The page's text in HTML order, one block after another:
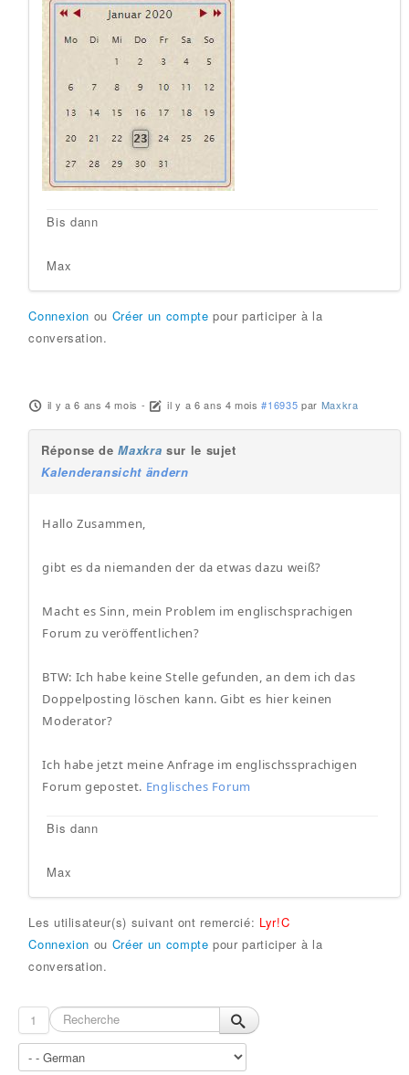
Bis dann
Max
Connexion ou Créer un compte pour participer à la
conversation.
il y a 6 ans 4 mois - il y a 6 ans 4 mois #16935 par Maxkra
Réponse deMaxkra sur le sujet
Kalenderansicht ändern
Hallo Zusammen,
gibt es da niemanden der da etwas dazu weiß?
Macht es Sinn, mein Problem im englischsprachigen
Forum zu veröffentlichen?
BTW: Ich habe keine Stelle gefunden, an dem ich das
Doppelposting löschen kann. Gibt es hier keinen
Moderator?
Ich habe jetzt meine Anfrage im englischssprachigen
Forum gepostet. Englisches Forum
Bis dann
Max
Les utilisateur(s) suivant ont remercié: Lyr!C
Connexion ou Créer un compte pour participer à la
conversation.
1